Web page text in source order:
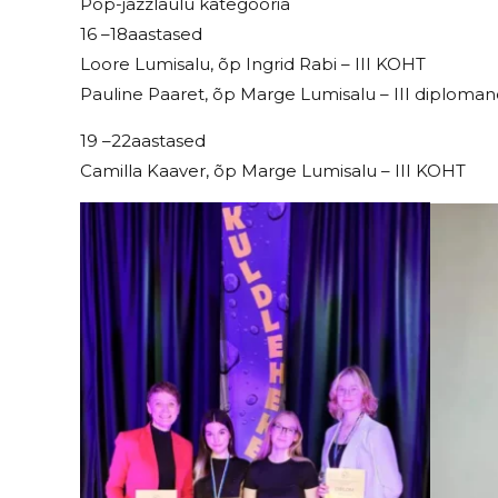
Pop-jazzlaulu kategooria
16 –18aastased
Loore Lumisalu, õp Ingrid Rabi – III KOHT
Pauline Paaret, õp Marge Lumisalu – III
19 –22aastased
Camilla Kaaver, õp Marge Lumisalu – III KOHT